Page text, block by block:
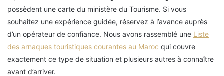
possèdent une carte du ministère du Tourisme. Si vous
souhaitez une expérience guidée, réservez à l’avance auprès
d’un opérateur de confiance. Nous avons rassemblé une Liste
des arnaques touristiques courantes au Maroc qui couvre
exactement ce type de situation et plusieurs autres à connaître
avant d’arriver.